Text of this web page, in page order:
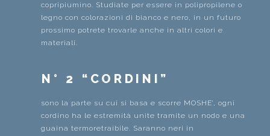
copripiumino. Studiate per essere in polipropilene o
legno con colorazioni di bianco e nero, in un futuro
prossimo potrete trovarle anche in altri colori e
materiali.
N° 2 “CORDINI”
sono la parte su cui si basa e scorre MOSHE’, ogni
cordino ha le estremità unite tramite un nodo e una
guaina termoretraibile. Saranno neri in